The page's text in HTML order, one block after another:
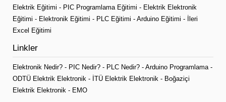
Elektrik Eğitimi - PIC Programlama Eğitimi - Elektrik Elektronik
Eğitimi - Elektronik Eğitimi - PLC Eğitimi - Arduino Eğitimi -
İleri
Excel Eğitimi
Linkler
Elektronik Nedir? - PIC Nedir? - PLC Nedir? - Arduino Programlama -
ODTÜ Elektrik Elektronik - İTÜ Elektrik Elektronik - Boğaziçi
Elektrik Elektronik - EMO